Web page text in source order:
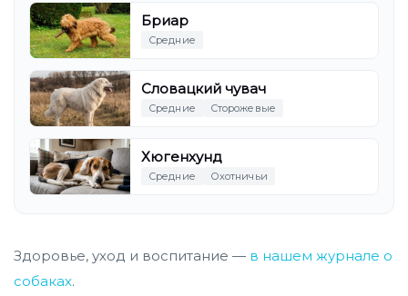
Бриар
Средние
Словацкий чувач
Средние Сторожевые
Хюгенхунд
Средние Охотничьи
Здоровье, уход и воспитание — в нашем журнале о
собаках.